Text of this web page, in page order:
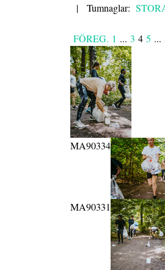
| Tumnaglar:
FÖREG. 1 ... 3 4 5 ...
MA90334
MA90331